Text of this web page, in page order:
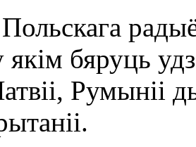
якім бяруць
Румыніі